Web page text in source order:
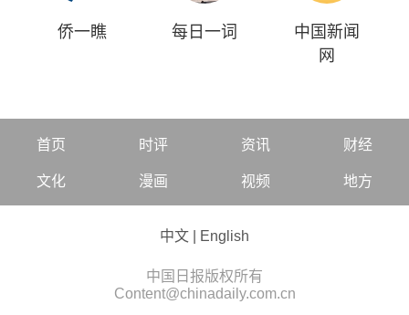
侨一瞧 每日一词
中国新闻
网
首页 时评 资讯 财经
文化 漫画 视频 地方
中文 English
中国日报版权所有
Content@chinadaily.com.cn